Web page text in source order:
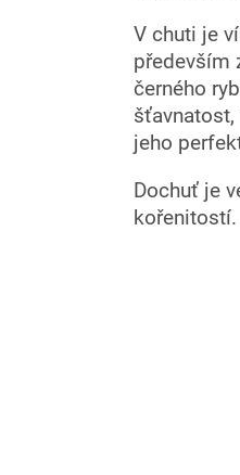
V chuti je
především
černého
jeho
Dochuť je
kořenitostí.